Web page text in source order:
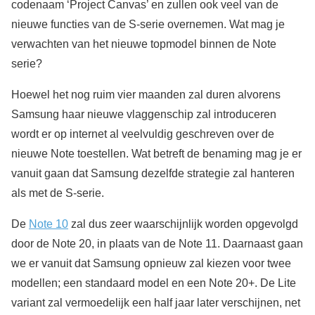
codenaam ‘Project Canvas’ en zullen ook veel van de
nieuwe functies van de S-serie overnemen. Wat mag je
verwachten van het nieuwe topmodel binnen de Note
serie?
Hoewel het nog ruim vier maanden zal duren alvorens
Samsung haar nieuwe vlaggenschip zal introduceren
wordt er op internet al veelvuldig geschreven over de
nieuwe Note toestellen. Wat betreft de benaming mag je er
vanuit gaan dat Samsung dezelfde strategie zal hanteren
als met de S-serie.
De Note 10 zal dus zeer waarschijnlijk worden opgevolgd
door de Note 20, in plaats van de Note 11. Daarnaast gaan
we er vanuit dat Samsung opnieuw zal kiezen voor twee
modellen; een standaard model en een Note 20+. De Lite
variant zal vermoedelijk een half jaar later verschijnen, net